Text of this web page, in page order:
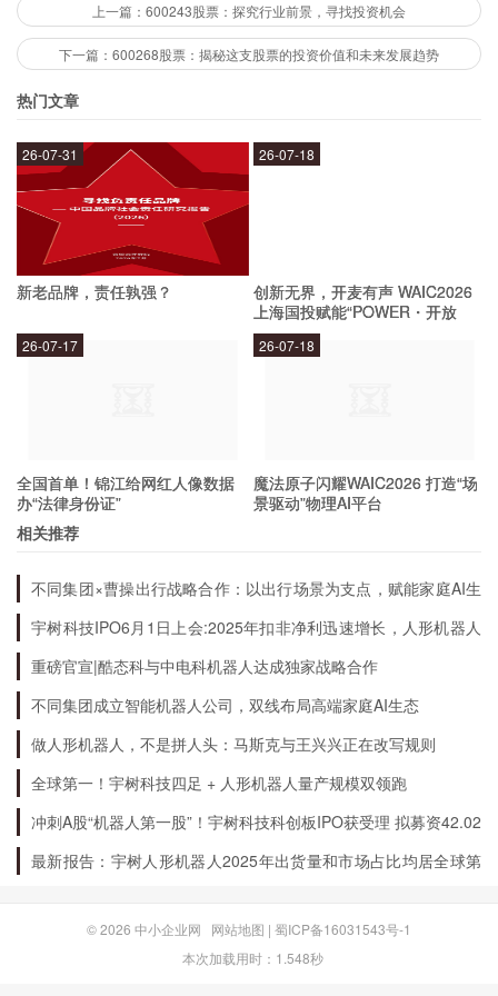
场风险。其次，煤化工行业受污染治理等环保政策
的影响较大，将对企业生产和盈利产生不利影响。
此外，公司的财务状况和管理水平也是投资者需要
如何进行600251的投资？
投资者可以通过证券公司开立股票账户，在股票交
易时间内进行买卖交易。投资者需要根据自身的风
险承受能力、投资目标等因素进行投资决策，建议
600251作为一只稀缺资源股票，具有一定的投资
素，同时考虑自身的风险承受能力和投资目标，进
行分散投资，控制风险。
上一篇：600243股票：探究行业前景，寻找投资机会
下一篇：600268股票：揭秘这支股票的投资价值和未来发展趋势
热门文章
新老品牌，责任孰强？
26-07-31
创新无界，开麦有声 WAIC2026
上海国投赋能“POWER・开放
麦”专场成功举办
26-07-18
全国首单！锦江给网红人像数据
办“法律身份证”
26-07-17
魔法原子闪耀WAIC2026 打造“场
景驱动”物理AI平台
26-07-18
相关推荐
不同集团×曹操出行战略合作：以出行场景为支点，赋能家庭AI生
态升级
宇树科技IPO6月1日上会:2025年扣非净利迅速增长，人形机器人
出货量全球第一
重磅官宣|酷态科与中电科机器人达成独家战略合作
不同集团成立智能机器人公司，双线布局高端家庭AI生态
做人形机器人，不是拼人头：马斯克与王兴兴正在改写规则
全球第一！宇树科技四足 + 人形机器人量产规模双领跑
冲刺A股“机器人第一股”！宇树科技科创板IPO获受理 拟募资42.02
亿元
最新报告：宇树人形机器人2025年出货量和市场占比均居全球第
© 2026 中小企业网 网站地图 | 蜀ICP备16031543号-1
本次加载用时：1.548秒